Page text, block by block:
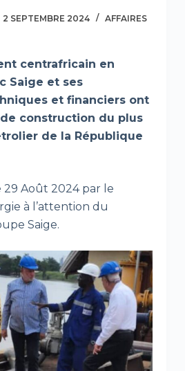
2 SEPTEMBRE 2024 AFFAIRES
centrafricain en
Saige et ses
et financiers ont
construction du plus
de la République
29 Août 2024 par le
à l’attention du
Saige.